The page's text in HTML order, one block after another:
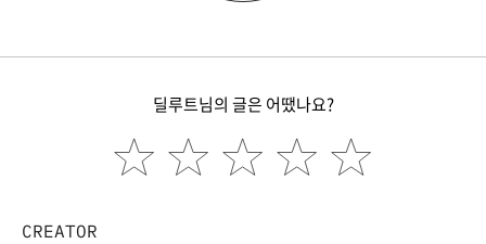
딜루트님의 글은 어땠나요?
CREATOR